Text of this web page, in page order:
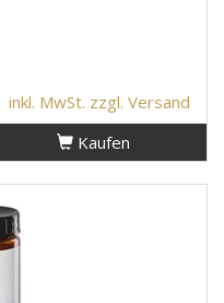
inkl. MwSt. zzgl. Versand
Kaufen